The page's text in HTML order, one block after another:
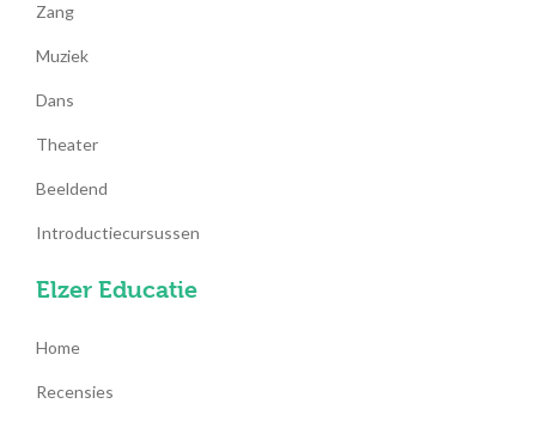
Zang
Muziek
Dans
Theater
Beeldend
Introductiecursussen
Elzer Educatie
Home
Recensies